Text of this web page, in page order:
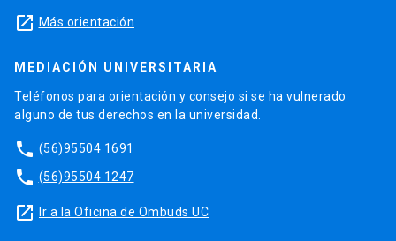
launch Más orientación
MEDIACIÓN UNIVERSITARIA
Teléfonos para orientación y consejo si se ha vulnerado
alguno de tus derechos en la universidad.
phone (56)95504 1691
phone (56)95504 1247
launch Ir a la Oficina de Ombuds UC